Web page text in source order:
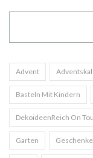
Advent
Basteln Mit Kindern
DekoideenReich On
Garten